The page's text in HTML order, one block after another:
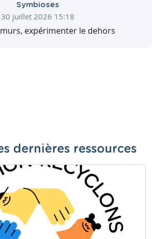
Symbioses
30 juillet 2026 15:18
expérimenter le dehors
dernières ressources